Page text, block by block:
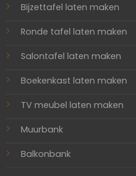
Bijzettafel laten maken
Ronde tafel laten maken
Salontafel laten maken
Boekenkast laten maken
TV meubel laten maken
Muurbank
Balkonbank